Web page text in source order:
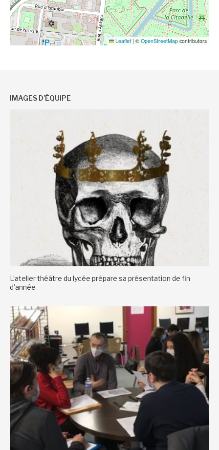
Leaflet | © OpenStreetMapcontributors
IMAGES D’ÉQUIPE
L’atelier théâtre du lycée prépare sa présentation de fin
d’année